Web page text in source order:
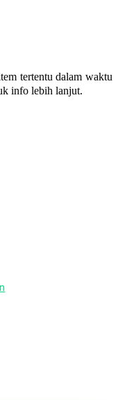
tertentu dalam waktu
info lebih lanjut.